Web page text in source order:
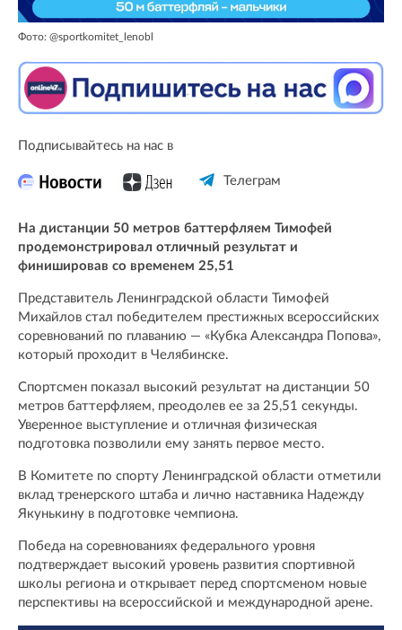
Фото: @sportkomitet_lenobl
Подписывайтесь на нас в
Телеграм
На дистанции 50 метров баттерфляем Тимофей
продемонстрировал отличный результат и
финишировав со временем 25,51
Представитель Ленинградской области Тимофей
Михайлов стал победителем престижных всероссийских
соревнований по плаванию — «Кубка Александра Попова»,
который проходит в Челябинске.
Спортсмен показал высокий результат на дистанции 50
метров баттерфляем, преодолев ее за 25,51 секунды.
Уверенное выступление и отличная физическая
подготовка позволили ему занять первое место.
В Комитете по спорту Ленинградской области отметили
вклад тренерского штаба и лично наставника Надежду
Якунькину в подготовке чемпиона.
Победа на соревнованиях федерального уровня
подтверждает высокий уровень развития спортивной
школы региона и открывает перед спортсменом новые
перспективы на всероссийской и международной арене.